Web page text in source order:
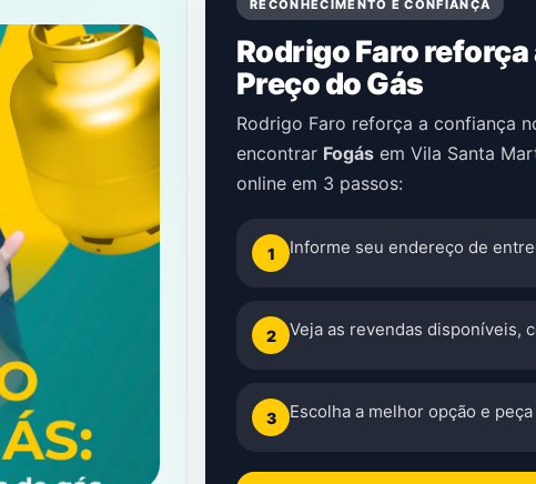
RECONHECIMENTO E CONFIANÇA
Rodrigo Faro
Preço do Gás
Rodrigo Faro reforça a confiança
encontrar Fogás em Vila Santa
online em 3 passos:
1 Informe seu endereço de
2 Veja as revendas disponíveis,
3 Escolha a melhor opção e